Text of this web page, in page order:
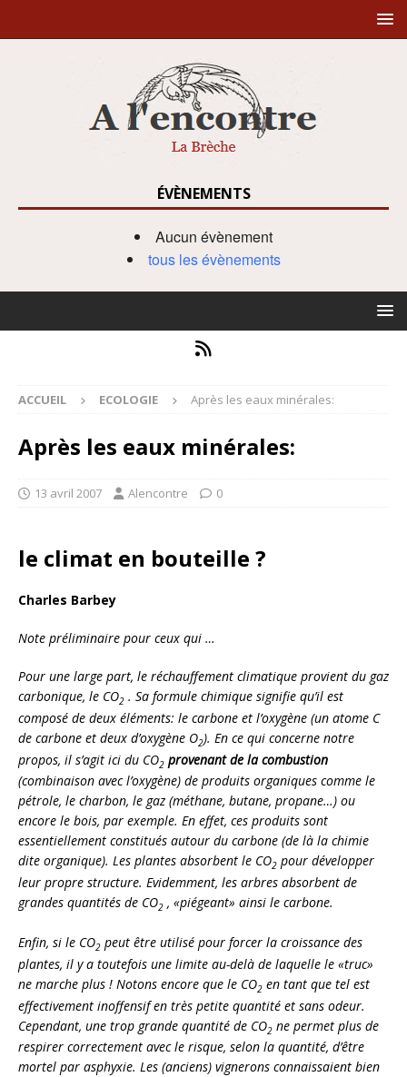
ÉVÈNEMENTS
Aucun évènement
tous les évènements
ACCUEIL ECOLOGIE Après les eaux minérales:
Après les eaux minérales:
13 avril 2007 Alencontre 0
le climat en bouteille ?
Charles Barbey
Note préliminaire pour ceux qui …
Pour une large part, le réchauffement climatique provient du gaz
carbonique, le CO2 . Sa formule chimique signifie qu’il est
composé de deux éléments: le carbone et l’oxygène (un atome C
de carbone et deux d’oxygène O2). En ce qui concerne notre
propos, il s’agit ici du CO2 provenant de la combustion
(combinaison avec l’oxygène) de produits organiques comme le
pétrole, le charbon, le gaz (méthane, butane, propane…) ou
encore le bois, par exemple. En effet, ces produits sont
essentiellement constitués autour du carbone (de là la chimie
dite organique). Les plantes absorbent le CO2 pour développer
leur propre structure. Evidemment, les arbres absorbent de
grandes quantités de CO2 , «piégeant» ainsi le carbone.
Enfin, si le CO2 peut être utilisé pour forcer la croissance des
plantes, il y a toutefois une limite au-delà de laquelle le «truc»
ne marche plus ! Notons encore que le CO2 en tant que tel est
effectivement inoffensif en très petite quantité et sans odeur.
Cependant, une trop grande quantité de CO2 ne permet plus de
respirer correctement avec le risque, selon la quantité, d’être
mortel par asphyxie. Les (anciens) vignerons connaissaient bien